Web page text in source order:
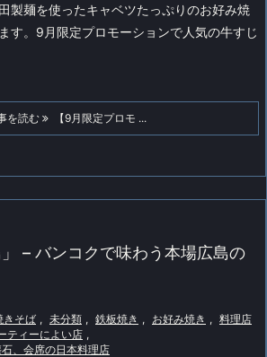
製麺を使ったキャベツたっぷりのお好み焼
す。9月限定プロモーションで人気の牛すじ
を読む 【9月限定プロモ ...
」 – バンコクで味わう本場広島の
きそば , 未分類 , 鉄板焼き , お好み焼き , 料理店
ティーによい店 ,
、会席の日本料理店